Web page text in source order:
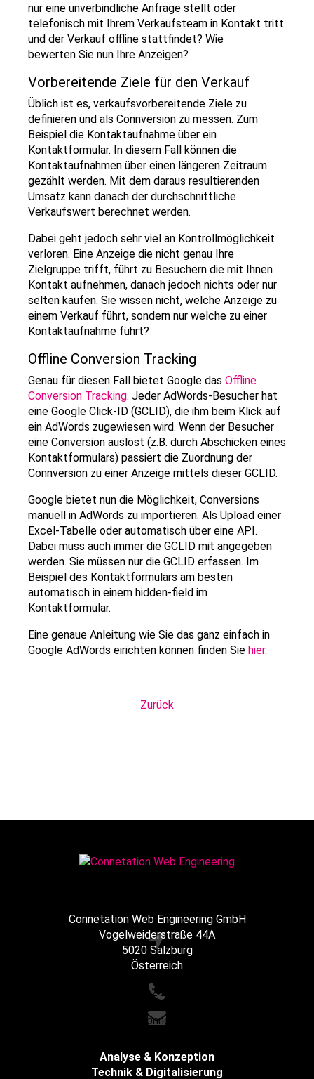
nur eine unverbindliche Anfrage stellt oder
telefonisch mit Ihrem Verkaufsteam in Kontakt tritt
und der Verkauf offline stattfindet? Wie
bewerten Sie nun Ihre Anzeigen?
Vorbereitende Ziele für den Verkauf
Üblich ist es, verkaufsvorbereitende Ziele zu
definieren und als Connversion zu messen. Zum
Beispiel die Kontaktaufnahme über ein
Kontaktformular. In diesem Fall können die
Kontaktaufnahmen über einen längeren Zeitraum
gezählt werden. Mit dem daraus resultierenden
Umsatz kann danach der durchschnittliche
Verkaufswert berechnet werden.
Dabei geht jedoch sehr viel an Kontrollmöglichkeit
verloren. Eine Anzeige die nicht genau Ihre
Zielgruppe trifft, führt zu Besuchern die mit Ihnen
Kontakt aufnehmen, danach jedoch nichts oder nur
selten kaufen. Sie wissen nicht, welche Anzeige zu
einem Verkauf führt, sondern nur welche zu einer
Kontaktaufnahme führt?
Offline Conversion Tracking
Genau für diesen Fall bietet Google das Offline
Conversion Tracking. Jeder AdWords-Besucher hat
eine Google Click-ID (GCLID), die ihm beim Klick auf
ein AdWords zugewiesen wird. Wenn der Besucher
eine Conversion auslöst (z.B. durch Abschicken eines
Kontaktformulars) passiert die Zuordnung der
Connversion zu einer Anzeige mittels dieser GCLID.
Google bietet nun die Möglichkeit, Conversions
manuell in AdWords zu importieren. Als Upload einer
Excel-Tabelle oder automatisch über eine API.
Dabei muss auch immer die GCLID mit angegeben
werden. Sie müssen nur die GCLID erfassen. Im
Beispiel des Kontaktformulars am besten
automatisch in einem hidden-field im
Kontaktformular.
Eine genaue Anleitung wie Sie das ganz einfach in
Google AdWords eirichten können finden Sie hier.
Zurück
Connetation Web Engineering GmbH
Vogelweiderstraße 44A
5020 Salzburg
Österreich
+43 662 216065
office@connetation.at
Analyse & Konzeption
Technik & Digitalisierung